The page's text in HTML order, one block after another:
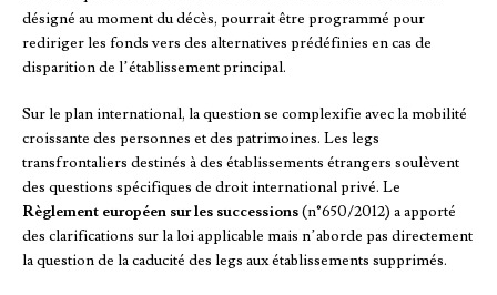
désigné au moment du décès, pourrait être programmé pour
rediriger les fonds vers des alternatives prédéfinies en cas de
disparition de l’établissement principal.
Sur le plan international, la question se complexifie avec la mobilité
croissante des personnes et des patrimoines. Les legs
transfrontaliers destinés à des établissements étrangers soulèvent
des questions spécifiques de droit international privé. Le
Règlement européen sur les successions(n°650/2012) a apporté
des clarifications sur la loi applicable mais n’aborde pas directement
la question de la caducité des legs aux établissements supprimés.